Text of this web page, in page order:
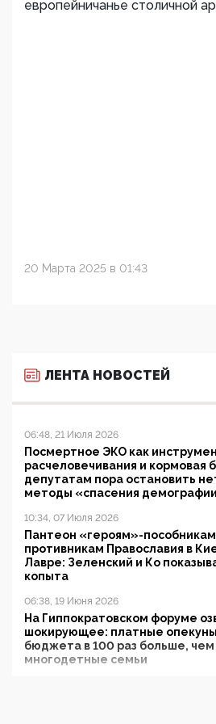
европейничанье столичной
20 Марта 2025 в 01:43
ЛЕНТА НОВОСТЕЙ
06:48, 21 Июля 2026
Посмертное ЭКО как
расчеловечивания и кормовая
депутатам пора остановить
методы «спасения
10:34, 07 Июля 2026
Пантеон «героям»-
противникам Православия в
Лавре: Зеленский и Ко
копыта
06:38, 19 Июня 2026
На Гиппократовском форуме
шокирующее: платные
бюджета в 100 раз больше,
многодетные семьи